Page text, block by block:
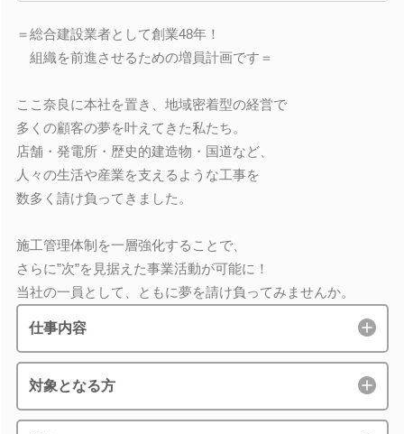
＝総合建設業者として創業48年！
組織を前進させるための増員計画です＝
ここ奈良に本社を置き、地域密着型の経営で
多くの顧客の夢を叶えてきた私たち。
店舗・発電所・歴史的建造物・国道など、
人々の生活や産業を支えるような工事を
数多く請け負ってきました。
施工管理体制を一層強化することで、
さらに”次”を見据えた事業活動が可能に！
当社の一員として、ともに夢を請け負ってみませんか。
仕事内容
対象となる方